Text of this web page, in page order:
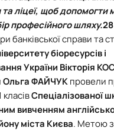
Проєкт «Розвиток
мереж для забезпечення
ліцеї, щоб допомогти
професійного шляху.
банківської справи та
біоресурсів і
України Вікторія
Ольга ФАЙЧУКпровели
класівСпеціалізованої
вивченням
міста Києва. Метою